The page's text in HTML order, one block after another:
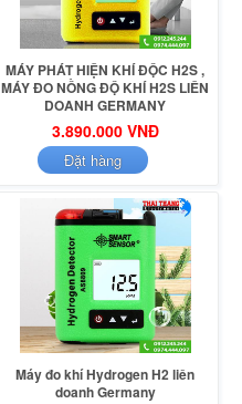
MÁY PHÁT HIỆN KHÍ ĐỘC H2S ,
MÁY ĐO NỒNG ĐỘ KHÍ H2S LIÊN
DOANH GERMANY
3.890.000 VNĐ
Đặt hàng
Máy đo khí Hydrogen H2 liên
doanh Germany